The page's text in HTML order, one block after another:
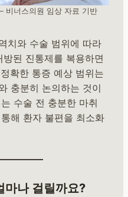
비너스의원 임상 자료 기반
치와 수술 범위에 따라
된 진통제를 복용하면
확한 통증 예상 범위는
충분히 논의하는 것이
수술 전 충분한 마취
해 환자 불편을 최소화
나 걸릴까요?